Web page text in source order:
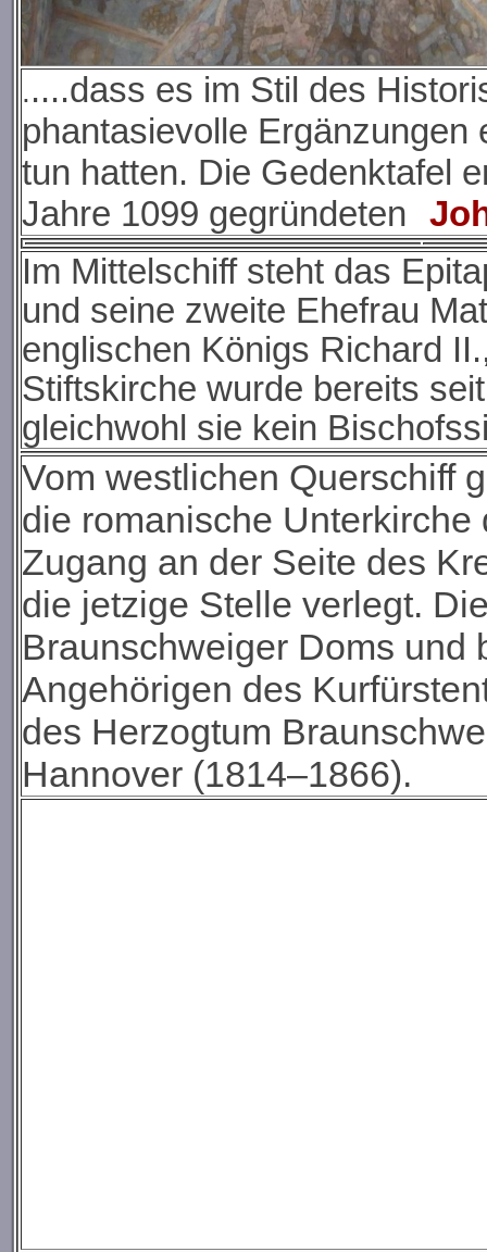
.....dass es im Stil des
phantasievolle
tun hatten. Die Gedenktafel
Jahre 1099 gegründeten
Im Mittelschiff steht das
und seine zweite Ehefrau
englischen Königs Richard
Stiftskirche wurde bereits
gleichwohl sie kein
Vom westlichen Querschiff
die romanische
Zugang an der Seite des
die jetzige Stelle verlegt.
Braunschweiger Doms und
Angehörigen des
des Herzogtum
Hannover (1814–1866).